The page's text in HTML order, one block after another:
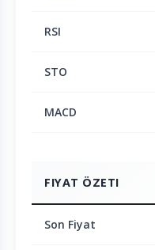
RSI
STO
MACD
FIYAT ÖZETI
Son Fiyat